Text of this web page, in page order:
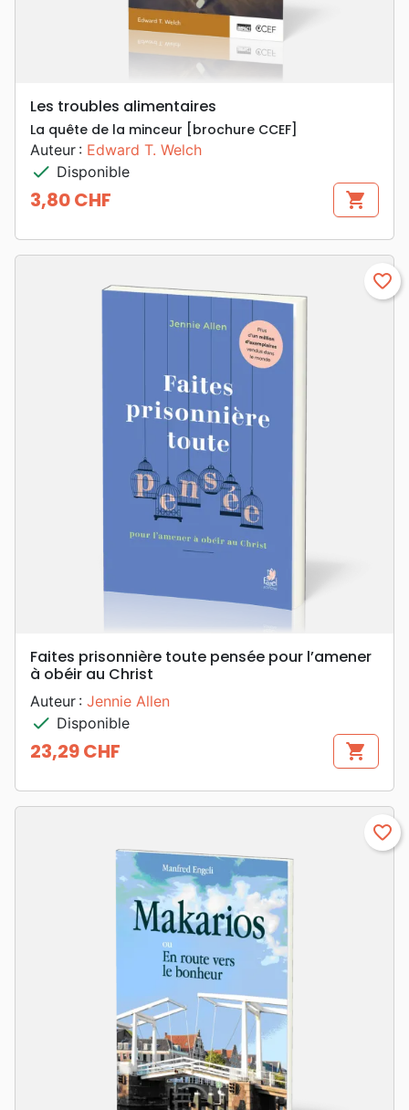
Les troubles alimentaires
La quête de la minceur [brochure CCEF]
Auteur : Edward T. Welch
check Disponible
Prix
3,80 CHF shopping_cart
favorite_border
Faites prisonnière toute pensée pour l’amener
à obéir au Christ
Auteur : Jennie Allen
check Disponible
Prix
23,29 CHF shopping_cart
favorite_border